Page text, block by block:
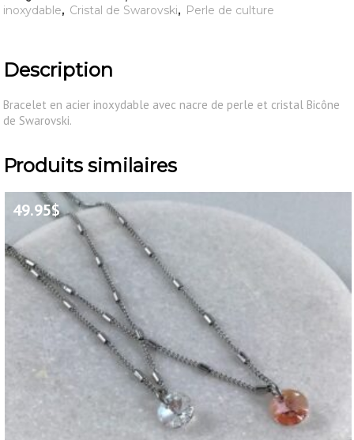
inoxydable, Cristal de Swarovski, Perle de culture
Description
Bracelet en acier inoxydable avec nacre de perle et cristal Bicône
de Swarovski.
Produits similaires
49.95$